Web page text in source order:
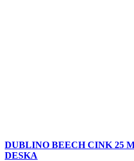
DUBLINO BEECH CINK 25
DESKA